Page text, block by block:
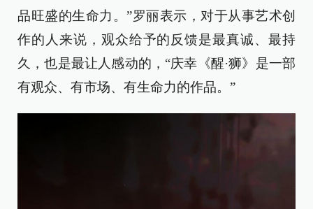
品旺盛的生命力。”罗丽表示，对于从事艺术创
作的人来说，观众给予的反馈是最真诚、最持
久，也是最让人感动的，“庆幸《醒·狮》是一部
有观众、有市场、有生命力的作品。”